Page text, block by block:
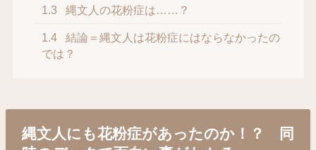
1.3 縄文人の花粉症は……？
1.4
結論＝縄文人は花粉症にはならなかったの
では？
縄文人にも花粉症があったのか！？ 同